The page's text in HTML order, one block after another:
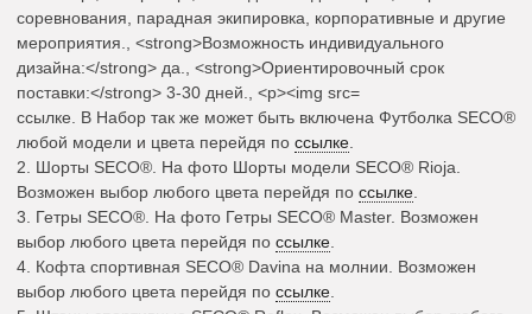
ссылке. В Набор так же может быть включена Футболка SECO®
любой модели и цвета перейдя по ссылке.
2. Шорты SECO®. На фото Шорты модели SECO® Rioja.
Возможен выбор любого цвета перейдя по ссылке.
3. Гетры SECO®. На фото Гетры SECO® Master. Возможен
выбор любого цвета перейдя по ссылке.
4. Кофта спортивная SECO® Davina на молнии. Возможен
выбор любого цвета перейдя по ссылке.